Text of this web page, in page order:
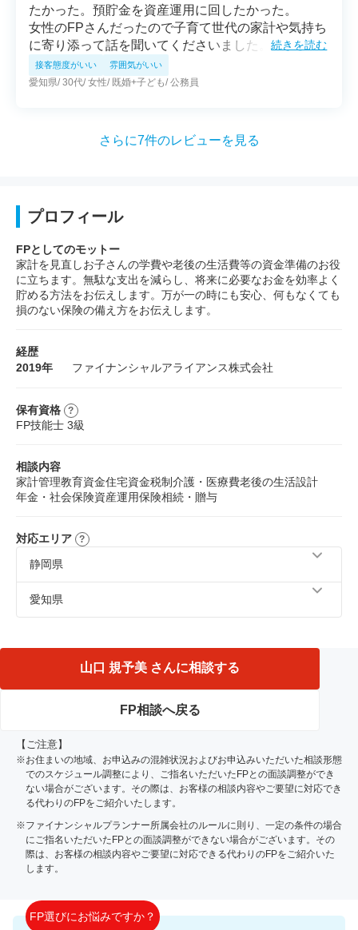
たかった。預貯金を資産運用に回したかった。
女性のFPさんだったので子育て世代の家計や気持ち
に寄り添って話を聞いてくださいました。また、ラ
イフプランを作成していただくことで今後必要なお
金がいつの時期にいくらかかるのかが明確になって
続きを読む
接客態度がいい 雰囲気がいい
愛知県 30代 女性 既婚+子ども 公務員
さらに7件のレビューを見る
プロフィール
FPとしてのモットー
家計を見直しお子さんの学費や老後の生活費等の資金準備のお役
に立ちます。無駄な支出を減らし、将来に必要なお金を効率よく
貯める方法をお伝えします。万が一の時にも安心、何もなくても
損のない保険の備え方をお伝えします。
経歴
2019年
ファイナンシャルアライアンス株式会社
保有資格
FP技能士 3級
相談内容
家計管理教育資金住宅資金税制介護・医療費老後の生活設計
年金・社会保険資産運用保険相続・贈与
対応エリア
静岡県
静岡市、磐田市、浜松市、富士市、富士宮市、藤枝市、焼
津市、島田市、掛川市、袋井市、湖西市、菊川市、周智郡
愛知県
山口 規予美 さんに相談する
FP相談へ戻る
【ご注意】
※お住まいの地域、お申込みの混雑状況およびお申込みいただいた相談形態
でのスケジュール調整により、ご指名いただいたFPとの面談調整ができ
ない場合がございます。その際は、お客様の相談内容やご要望に対応でき
る代わりのFPをご紹介いたします。
※ファイナンシャルプランナー所属会社のルールに則り、一定の条件の場合
にご指名いただいたFPとの面談調整ができない場合がございます。その
際は、お客様の相談内容やご要望に対応できる代わりのFPをご紹介いた
します。
FP選びにお悩みですか？